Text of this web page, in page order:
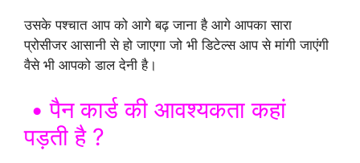
उसके पश्चात आप को आगे बढ़ जाना है आगे आपका सारा
प्रोसीजर आसानी से हो जाएगा जो भी डिटेल्स आप से मांगी जाएंगी
वैसे भी आपको डाल देनी है।
• पैन कार्ड की आवश्यकता कहां
पड़ती है ?